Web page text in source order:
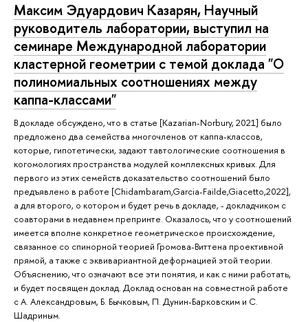
Максим Эдуардович Казарян, Научный
руководитель лаборатории, выступил на
семинаре Международной лаборатории
кластерной геометрии с темой доклада "О
полиномиальных соотношениях между
каппа-классами"
В докладе обсуждено, что в статье [Kazarian-Norbury, 2021] было
предложено два семейства многочленов от каппа-классов,
которые, гипотетически, задают тавтологические соотношения в
когомологиях пространства модулей комплексных кривых. Для
первого из этих семейств доказательство соотношений было
предъявлено в работе [Chidambaram,Garcia-Failde,Giacetto,2022],
а для второго, о котором и будет речь в докладе, - докладчиком с
соавторами в недавнем препринте. Оказалось, что у соотношений
имеется вполне конкретное геометрическое происхождение,
связанное со спинорной теорией Громова-Виттена проективной
прямой, а также с эквивариантной деформацией этой теории.
Объяснению, что означают все эти понятия, и как с ними работать,
и будет посвящен доклад. Доклад основан на совместной работе
с A. Александровым, Б. Бычковым, П. Дунин-Барковским и С.
Шадриным.